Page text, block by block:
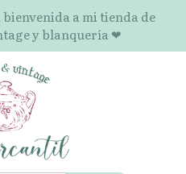
a mi tienda de
y blanquería ❤